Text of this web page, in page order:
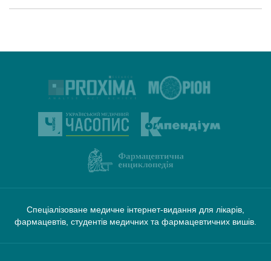
Спеціалізоване медичне інтернет-видання для лікарів,
фармацевтів, студентів медичних та фармацевтичних вишів.